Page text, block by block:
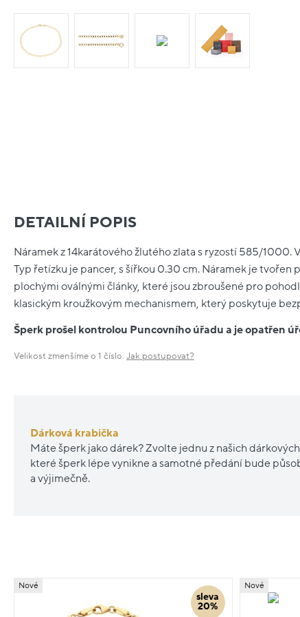
DETAILNÍ POPIS
Náramek z 14karátového žlutého zlata s ryzostí 585/1000.
Typ řetízku je pancer, s šířkou 0.30 cm. Náramek je tvořen
plochými oválnými články, které jsou zbroušené pro
klasickým kroužkovým mechanismem, který poskytuje
Šperk prošel kontrolou Puncovního úřadu a je opatřen
Velikost zmenšíme o 1 číslo. Jak postupovat?
Dárková krabička
Máte šperk jako dárek? Zvolte jednu z našich
které šperk lépe vynikne a samotné předání bude
a výjimečně.
sleva
20%
Nové Nové